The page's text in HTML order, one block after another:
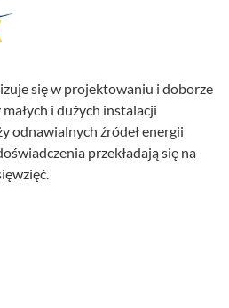
się w projektowaniu i doborze
i dużych instalacji
odnawialnych źródeł energii
przekładają się na